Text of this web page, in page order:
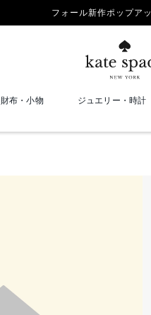
フォール新作ポップア
財布・小物 ジュエリー・時計